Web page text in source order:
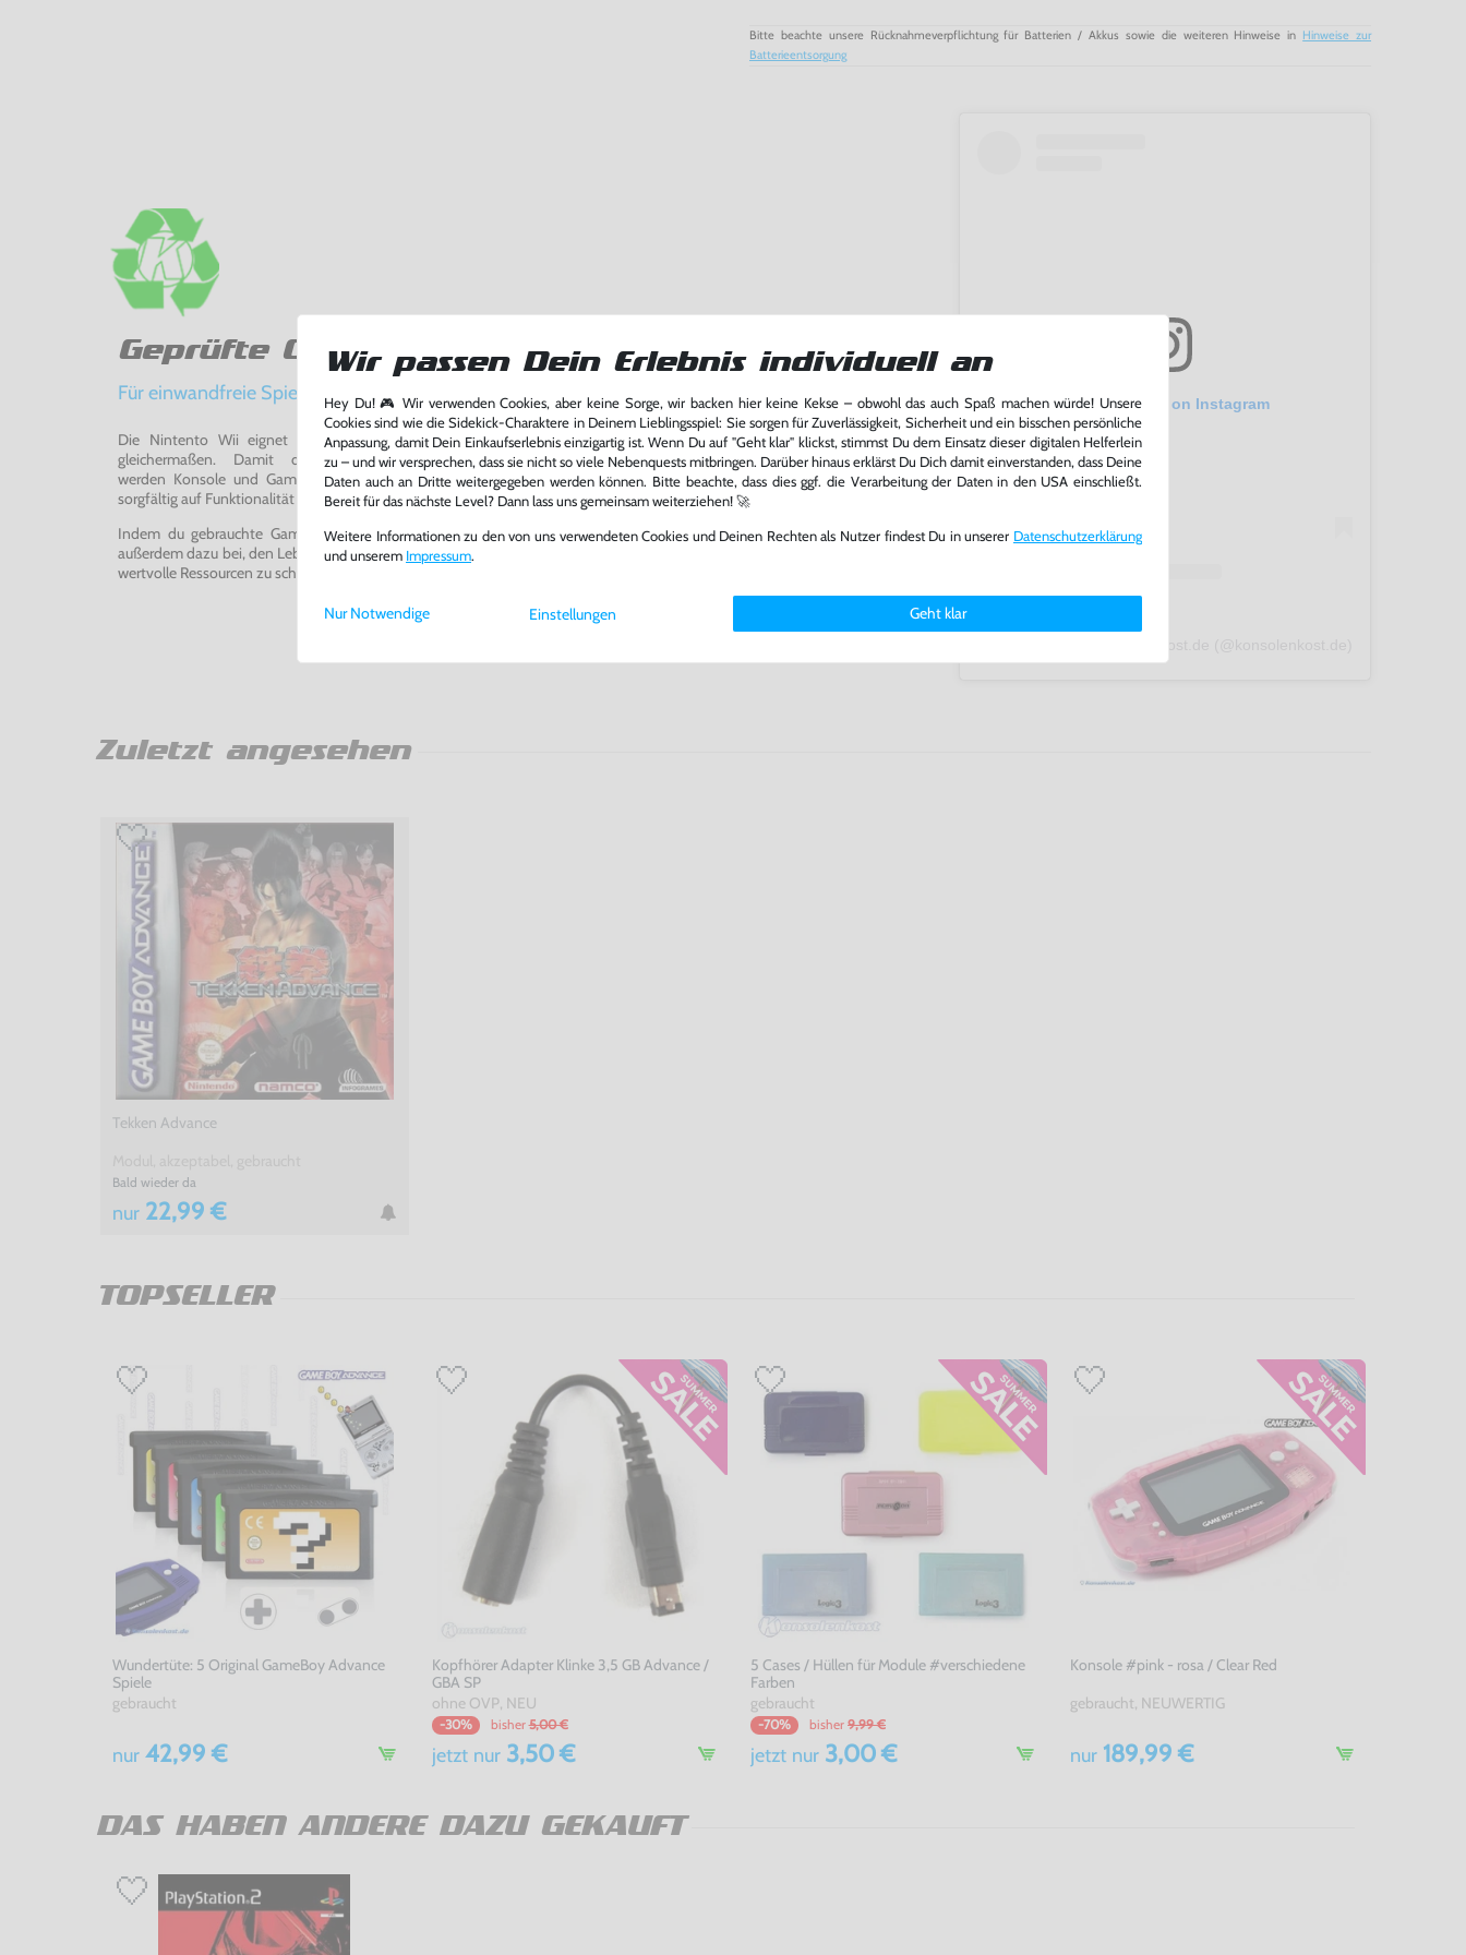
Bitte beachte unsere Rücknahmeverpflichtung für Batterien / Akkus sowie die weiteren Hinweise in Hinweise zur
Batterieentsorgung
Geprüfte Qualität
Für einwandfreie Spielerlebnisse
Die Nintento Wii eignet sich perfekt für Retro-Gaming-Fans und neue Entdecker
gleichermaßen. Damit du ein einwandfreies Spielerlebnis genießen kannst,
werden Konsole und Game in unserer Reparatur-Werkstatt von unseren Fachkräften
sorgfältig auf Funktionalität getestet, gereinigt und bei Bedarf repariert.
Indem du gebrauchte Games und Konsolen bei uns kaufst oder verkaufst, trägst du
außerdem dazu bei, den Lebenszyklus von Konsolen und Games zu verlängern und damit
wertvolle Ressourcen zu schonen und Abfall zu vermeiden.
View this post on Instagram
Zuletzt angesehen
Tekken Advance
Bald wieder da
nur 22,99 €
TOPSELLER
Wundertüte: 5 Original GameBoy Advance
Spiele
gebraucht
nur 42,99 €
Kopfhörer Adapter Klinke 3,5 GB Advance /
GBA SP
ohne OVP, NEU
-30% bisher 5,00 €
jetzt nur3,50 €
5 Cases / Hüllen für Module #verschiedene
Farben
gebraucht
-70% bisher 9,99 €
jetzt nur 3,00 €
Konsole #pink - rosa / Clear Red
gebraucht, NEUWERTIG
nur189,99 €
DAS HABEN ANDERE DAZU GEKAUFT
Wir passen Dein Erlebnis individuell an
Hey Du! 🎮 Wir verwenden Cookies, aber keine Sorge, wir backen hier keine Kekse – obwohl das auch Spaß machen würde! Unsere
Cookies sind wie die Sidekick-Charaktere in Deinem Lieblingsspiel: Sie sorgen für Zuverlässigkeit, Sicherheit und ein bisschen persönliche
Anpassung, damit Dein Einkaufserlebnis einzigartig ist. Wenn Du auf "Geht klar" klickst, stimmst Du dem Einsatz dieser digitalen Helferlein
zu – und wir versprechen, dass sie nicht so viele Nebenquests mitbringen. Darüber hinaus erklärst Du Dich damit einverstanden, dass Deine
Daten auch an Dritte weitergegeben werden können. Bitte beachte, dass dies ggf. die Verarbeitung der Daten in den USA einschließt.
Bereit für das nächste Level? Dann lass uns gemeinsam weiterziehen! 🚀
Weitere Informationen zu den von uns verwendeten Cookies und Deinen Rechten als Nutzer findest Du in unserer Daten­schutz­erklärung
und unserem Impressum.
Einstellungen Geht klar
Nur Notwendige